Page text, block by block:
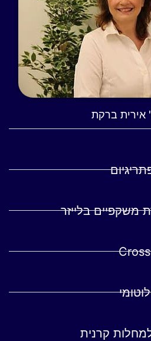
אירית ברקת
משקפיים בלייזר
למחלות קרנית